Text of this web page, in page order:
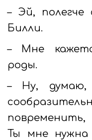
– Эй,
Билли.
– Мне
роды.
– Ну, думаю,
повременить,
Ты мне нужна